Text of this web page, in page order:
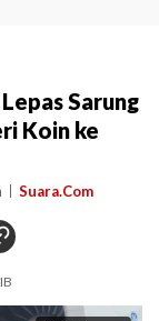
Sarung
Koin ke
Suara.Com